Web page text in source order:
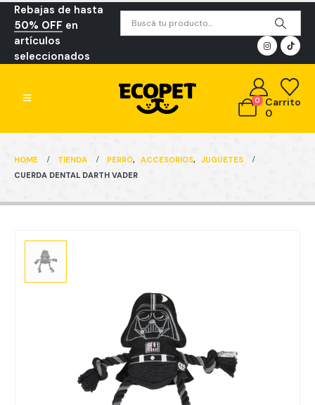
Rebajas de hasta
50% OFF en
artículos
seleccionados
0
Carrito
0
HOME TIENDA PERRO, ACCESORIOS, JUGUETES
CUERDA DENTAL DARTH VADER